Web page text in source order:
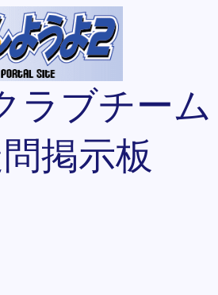
ラブチーム
掲示板